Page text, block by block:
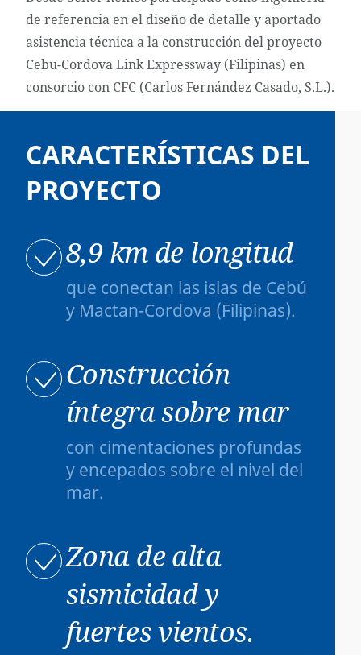
de referencia en el diseño de detalle y aportado
asistencia técnica a la construcción del proyecto
Cebu-Cordova Link Expressway (Filipinas) en
consorcio con CFC (Carlos Fernández Casado, S.L.).
CARACTERÍSTICAS DEL
PROYECTO
8,9 km de longitud
que conectan las islas de Cebú
y Mactan-Cordova (Filipinas).
Construcción
íntegra sobre mar
con cimentaciones profundas
y encepados sobre el nivel del
mar.
Zona de alta
sismicidad y
fuertes vientos.